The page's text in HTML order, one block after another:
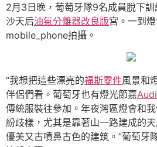
2月3日晚，葡萄牙隊9名成員脫下
沙天后油氣分離器改良版宮。一到
mobile_phone拍攝。
“我想把這些漂亮的福斯零件風景和
伴侶們看。葡萄牙也有燈光節嘉
傳統服裝往參加。年夜灣區燈會和
紛歧樣，尤其是靠著山一路建成的
優美又古噴鼻古色的建筑。”葡萄牙